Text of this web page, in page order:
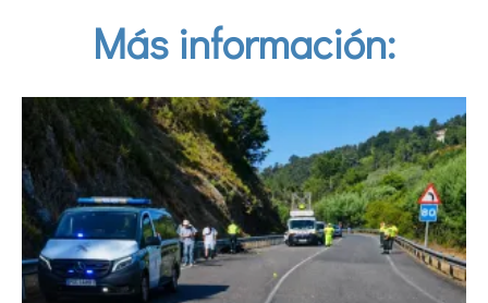
Más información: